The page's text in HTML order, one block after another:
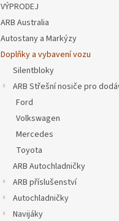
VÝPRODEJ
ARB Australia
Autostany a Markýzy
Doplňky a vybavení vozu
Silentbloky
ARB Střešní nosiče pro
Ford
Volkswagen
Mercedes
Toyota
ARB Autochladničky
ARB příslušenství
Autochladničky
Navijáky